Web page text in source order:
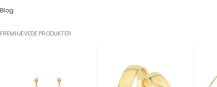
Blog
FREMHÆVEDE PRODUKTER